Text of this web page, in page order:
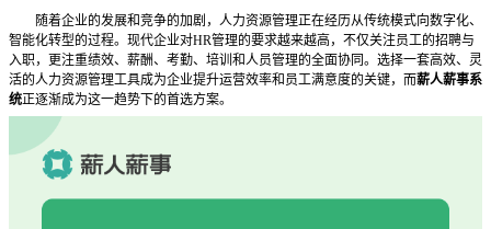
随着企业的发展和竞争的加剧，人力资源管理正在经历从传统模式向数字化、
智能化转型的过程。现代企业对HR管理的要求越来越高，不仅关注员工的招聘与
入职，更注重绩效、薪酬、考勤、培训和人员管理的全面协同。选择一套高效、灵
活的人力资源管理工具成为企业提升运营效率和员工满意度的关键，而薪人薪事系
统正逐渐成为这一趋势下的首选方案。